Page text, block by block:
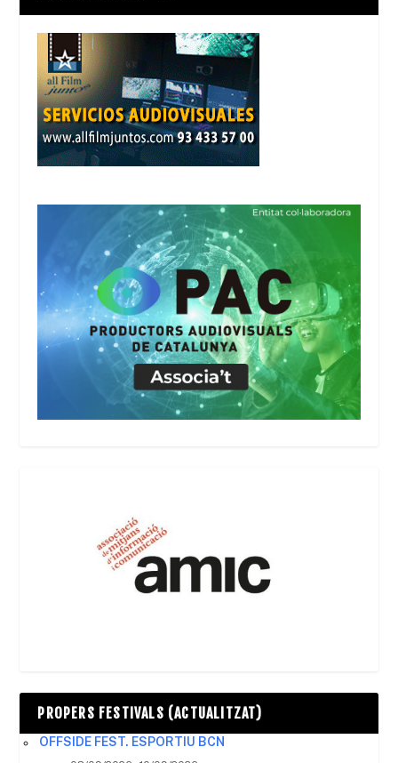
PROPERS FESTIVALS (ACTUALITZAT)
OFFSIDE FEST. ESPORTIU BCN